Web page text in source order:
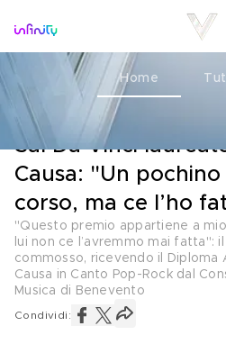
Home
MUSICA
Sal Da Vinci
Causa: "Un
corso, ma ce l’ho
"Questo premio appartiene a
lui non ce l’avremmo mai fatta":
commosso, ricevendo il Diploma
Causa in Canto Pop-Rock dal
Musica di Benevento
Condividi: